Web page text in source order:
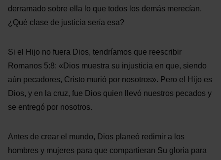
derramado sobre ella lo que todos los demás merecían.
¿Qué clase de justicia sería esa?
Si el Hijo no fuera Dios, tendríamos que reescribir
Romanos 5:8: «Dios muestra su injusticia en que, siendo
aún pecadores, Cristo murió por nosotros». Pero el Hijo es
Dios, y en la cruz, fue Dios quien llevó nuestros pecados y
se entregó por nosotros.
Antes de crear el mundo, Dios planeó redimir a los
hombres y mujeres para que compartieran Su gloria para